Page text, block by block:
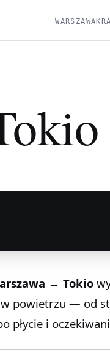
WARSZAWA
→ Tokio
w powietrzu — od
płycie i